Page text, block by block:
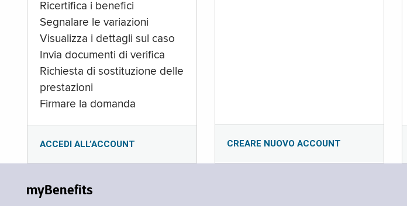
Ricertifica i benefici
Segnalare le variazioni
Visualizza i dettagli sul caso
Invia documenti di verifica
Richiesta di sostituzione delle
prestazioni
Firmare la domanda
ACCEDI ALL’ACCOUNT CREARE NUOVO ACCOUNT
myBenefits